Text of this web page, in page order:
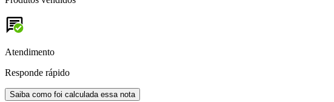
Atendimento
Responde rápido
Saiba como foi calculada essa nota